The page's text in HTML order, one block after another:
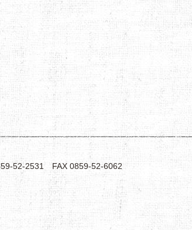
52-2531 FAX 0859-52-6062